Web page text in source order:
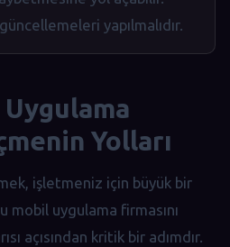
yapılmalıdır.
Yolları
işletmeniz için büyük bir
mobil uygulama firmasını
açısından kritik bir adımdır.